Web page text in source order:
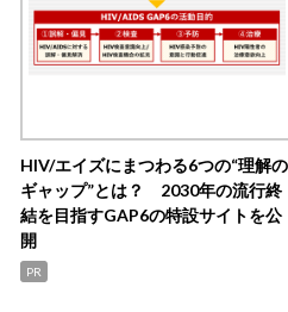
HIV/エイズにまつわる6つの“理解の
ギャップ”とは？ 2030年の流行終
結を目指すGAP6の特設サイトを公
開
PR